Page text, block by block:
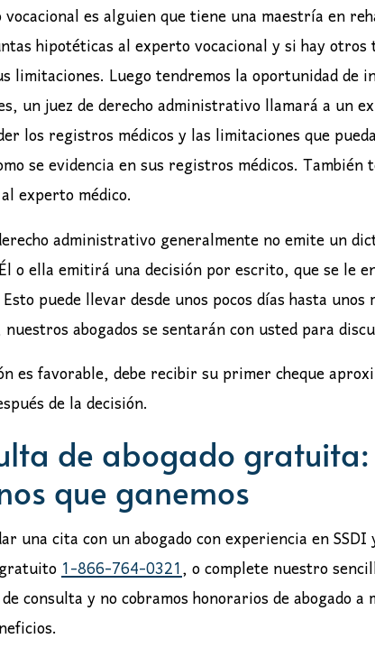
es alguien que tiene una maestría en
hipotéticas al experto vocacional y si hay otros
limitaciones. Luego tendremos la oportunidad de
un juez de derecho administrativo llamará a un
los registros médicos y las limitaciones que
se evidencia en sus registros médicos.
experto médico.
administrativo generalmente no emite un
o ella emitirá una decisión por escrito, que se le
puede llevar desde unos pocos días hasta unos
abogados se sentarán con usted para
es favorable, debe recibir su primer cheque
de la decisión.
de abogado
que ganemos
una cita con un abogado con experiencia en
1-866-764-0321, o complete nuestro
consulta y no cobramos honorarios de abogado a